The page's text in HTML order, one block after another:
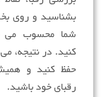
بشناسید و روی
شما محسوب می
کنید. در نتیجه،
حفظ کنید و
رقبای خود باشید.